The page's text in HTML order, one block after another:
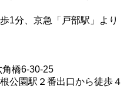
1分、京急「戸部駅」より
橋6-30-25
公園駅２番出口から徒歩４